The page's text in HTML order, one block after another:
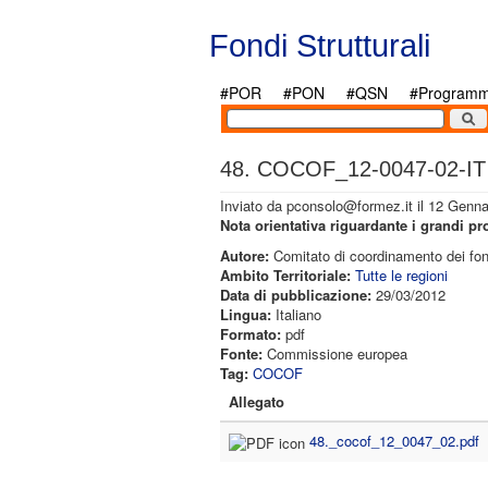
Fondi Strutturali
#POR #PON #QSN
48. COCOF_12-0047-02-IT
Inviato da pconsolo@formez.it il 12
Nota orientativa riguardante i grandi
Autore: Comitato di coordinamento dei
Ambito Territoriale: Tutte le regioni
Data di pubblicazione: 29/03/2012
Lingua: Italiano
Formato: pdf
Fonte: Commissione europea
Tag: COCOF
Allegato
48._cocof_12_0047_02.pdf